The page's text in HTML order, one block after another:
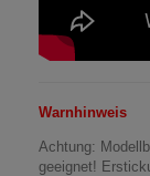
Warnhinweis
Achtung:
geeignet!